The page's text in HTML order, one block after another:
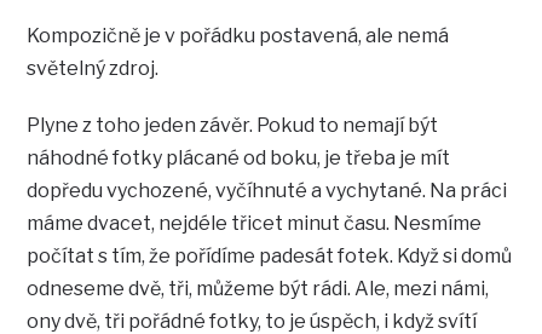
Kompozičně je v pořádku postavená, ale nemá
světelný zdroj.
Plyne z toho jeden závěr. Pokud to nemají být
náhodné fotky plácané od boku, je třeba je mít
dopředu vychozené, vyčíhnuté a vychytané. Na práci
máme dvacet, nejdéle třicet minut času. Nesmíme
počítat s tím, že pořídíme padesát fotek. Když si domů
odneseme dvě, tři, můžeme být rádi. Ale, mezi námi,
ony dvě, tři pořádné fotky, to je úspěch, i když svítí